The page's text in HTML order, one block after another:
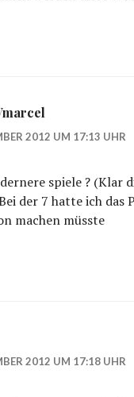
2012 UM 17:13 UHR
spiele ? (Klar
der 7 hatte ich
machen müsste
2012 UM 17:18 UHR